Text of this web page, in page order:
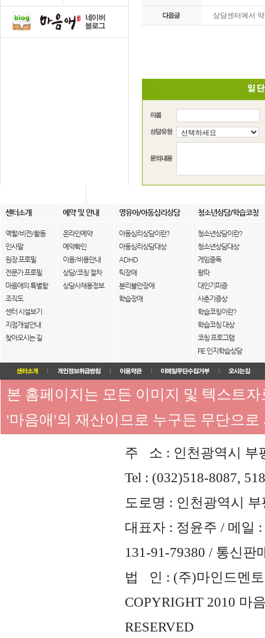
상담센터에서
센터소개 예약 및 안내 영유아/아동심리상담 청소년상담/학습코칭
역할/비전/활동
인사말
원장 프로필
전문가 프로필
마음애의 특별함
조직도
센터 시설보기
지점개설안내
찾아오시는 길
온라인예약
예약확인
이용/비용안내
상담/코칭 절차
상담사채용정보
아동심리상담이란?
아동심리상담대상
ADHD
틱장애
분리불안장애
학습장애
청소년상담이란?
청소년상담대상
게임중독
왕따
대인기피증
사춘기증상
학습코칭이란?
학습코칭 대상
코칭 프로그램
FIE 인지학습상담
본 홈페이지는 모든 이미지 및 텍스트
'마음애'의 재산이므로 누구든 무단으
주 소 : 인천광역시 부
Tel : (032)518-8087,
도로명 : 인천광역시
대표자 : 정윤주 / 메일 :
131-91-79380 / 통신판
법 인 : (주)마인드멘토
COPYRIGHT 2010 마
RESERVED